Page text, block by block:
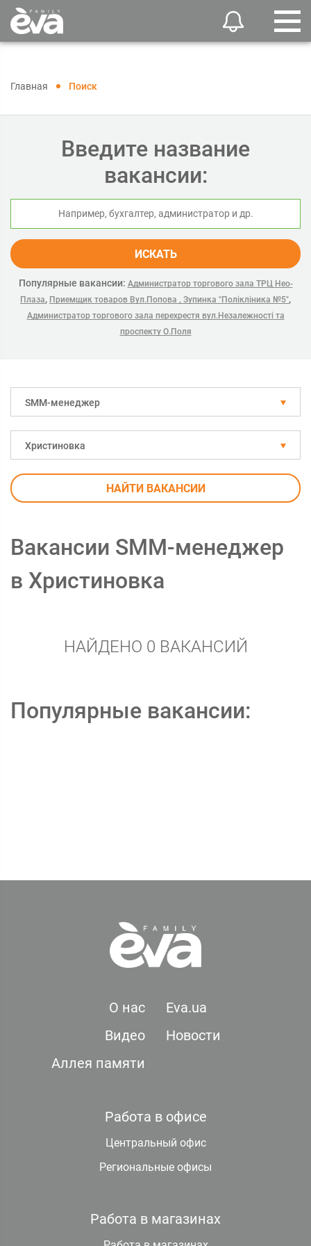
Главная Поиск
Введите название
вакансии:
ИСКАТЬ
Популярные вакансии: Администратор торгового зала ТРЦ Нео-
Плаза, Приемщик товаров Вул.Попова , Зупинка "Полікліника №5",
Администратор торгового зала перехрестя вул.Незалежності та
проспекту О.Поля
SMM-менеджер
Христиновка
НАЙТИ ВАКАНСИИ
Вакансии SMM-менеджер
в Христиновка
НАЙДЕНО 0 ВАКАНСИЙ
Популярные вакансии:
О нас
Eva.ua
Видео
Новости
Аллея памяти
Работа в офисе
Центральный офис
Региональные офисы
Работа в магазинах